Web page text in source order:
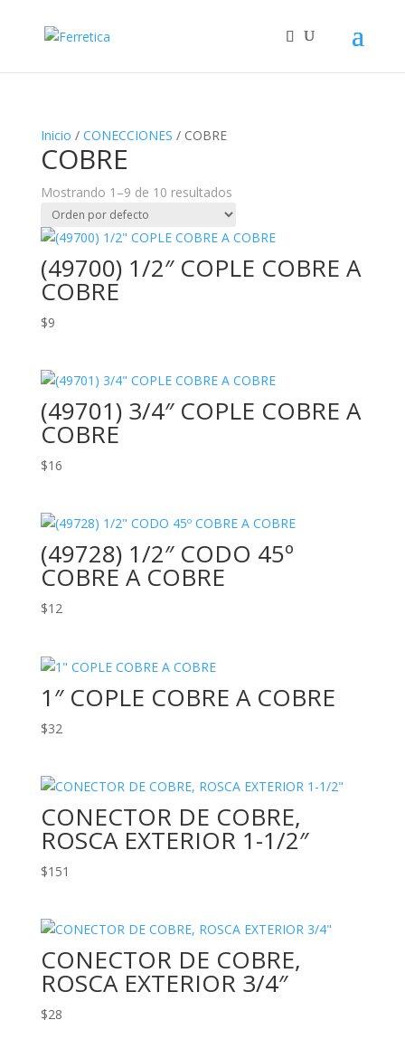
Inicio / CONECCIONES / COBRE
COBRE
Mostrando 1–9 de 10 resultados
(49700) 1/2″ COPLE COBRE A
COBRE
$9
(49701) 3/4″ COPLE COBRE A
COBRE
$16
(49728) 1/2″ CODO 45º
COBRE A COBRE
$12
1″ COPLE COBRE A COBRE
$32
CONECTOR DE COBRE,
ROSCA EXTERIOR 1-1/2″
$151
CONECTOR DE COBRE,
ROSCA EXTERIOR 3/4″
$28